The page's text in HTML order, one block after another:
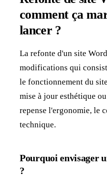
comment ça
lancer ?
La refonte d'un site
modifications qui
le fonctionnement du
mise à jour esthétique
repense l'ergonomie, le
technique.
Pourquoi envisager
?